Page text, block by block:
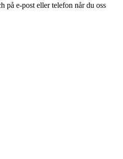
på e-post eller telefon når du oss